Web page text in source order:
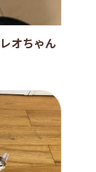
オちゃん